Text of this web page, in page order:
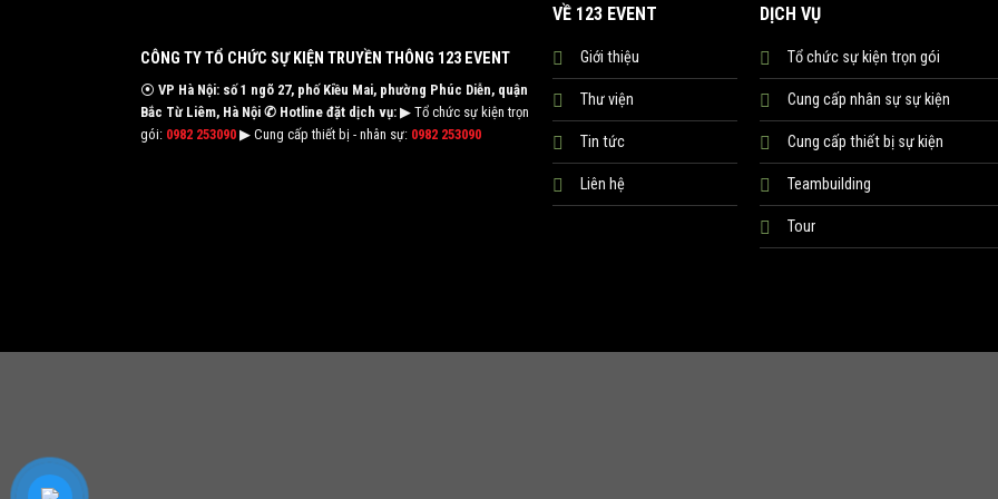
CÔNG TY TỔ CHỨC SỰ KIỆN TRUYỀN THÔNG 123 EVENT
⦿ VP Hà Nội: số 1 ngõ 27, phố Kiều Mai, phường Phúc Diễn, quận
Bắc Từ Liêm, Hà Nội ✆ Hotline đặt dịch vụ:▶ Tổ chức sự kiện trọn
gói: 0982 253090▶ Cung cấp thiết bị - nhân sự: 0982 253090
VỀ 123 EVENT
Giới thiệu
Thư viện
Tin tức
Liên hệ
DỊCH VỤ
Tổ chức sự kiện trọn gói
Cung cấp nhân sự sự kiện
Cung cấp thiết bị sự kiện
Teambuilding
Tour